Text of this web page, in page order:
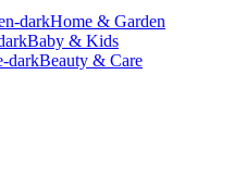
Home & Garden
Baby & Kids
Beauty & Care